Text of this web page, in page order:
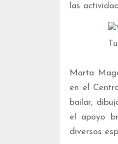
las
Marta
en el
bailar,
el apoyo
diversos